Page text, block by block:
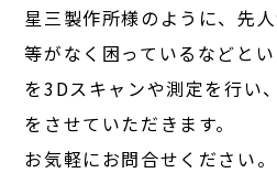
星三製作所様のように、先
等がなく困っているなどと
を3Dスキャンや測定を行い
をさせていただきます。
お気軽にお問合せください。